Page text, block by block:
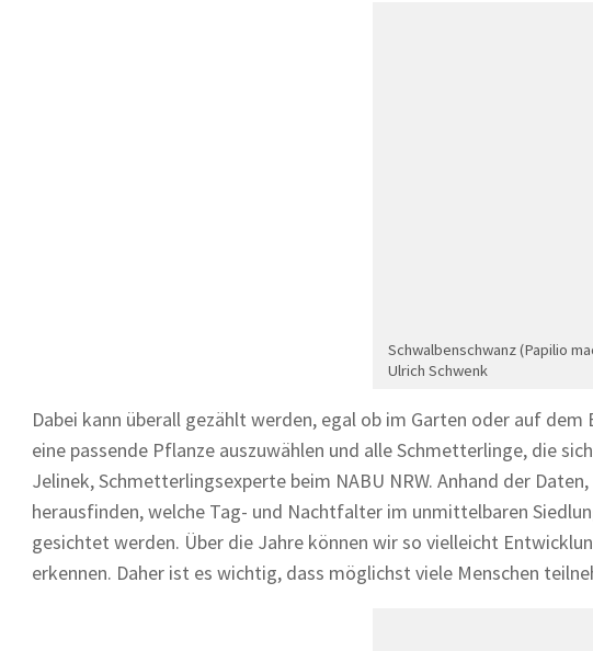
Schwalbenschwanz (Papilio
Ulrich Schwenk
Dabei kann überall gezählt werden, egal ob im Garten oder auf
eine passende Pflanze auszuwählen und alle Schmetterlinge, die
Jelinek, Schmetterlingsexperte beim NABU NRW. Anhand der
herausfinden, welche Tag- und Nachtfalter im unmittelbaren
gesichtet werden. Über die Jahre können wir so vielleicht
erkennen. Daher ist es wichtig, dass möglichst viele Menschen